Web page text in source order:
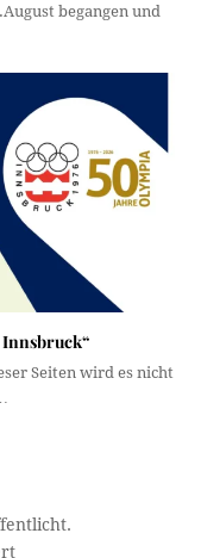
begangen und
Seiten wird es nicht